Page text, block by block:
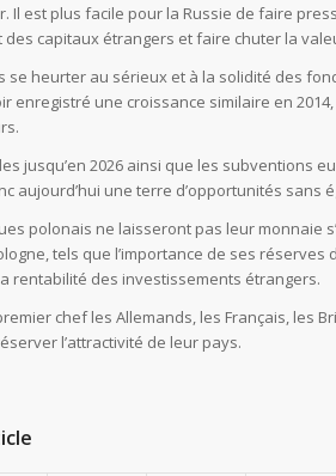
Il est plus facile pour la Russie de faire
capitaux étrangers et faire chuter la
se heurter au sérieux et à la solidité des
enregistré une croissance similaire en
jusqu’en 2026 ainsi que les subventions
aujourd’hui une terre d’opportunités
polonais ne laisseront pas leur monnaie
tels que l’importance de ses
rentabilité des investissements étrangers.
chef les Allemands, les Français, les
l’attractivité de leur pays.